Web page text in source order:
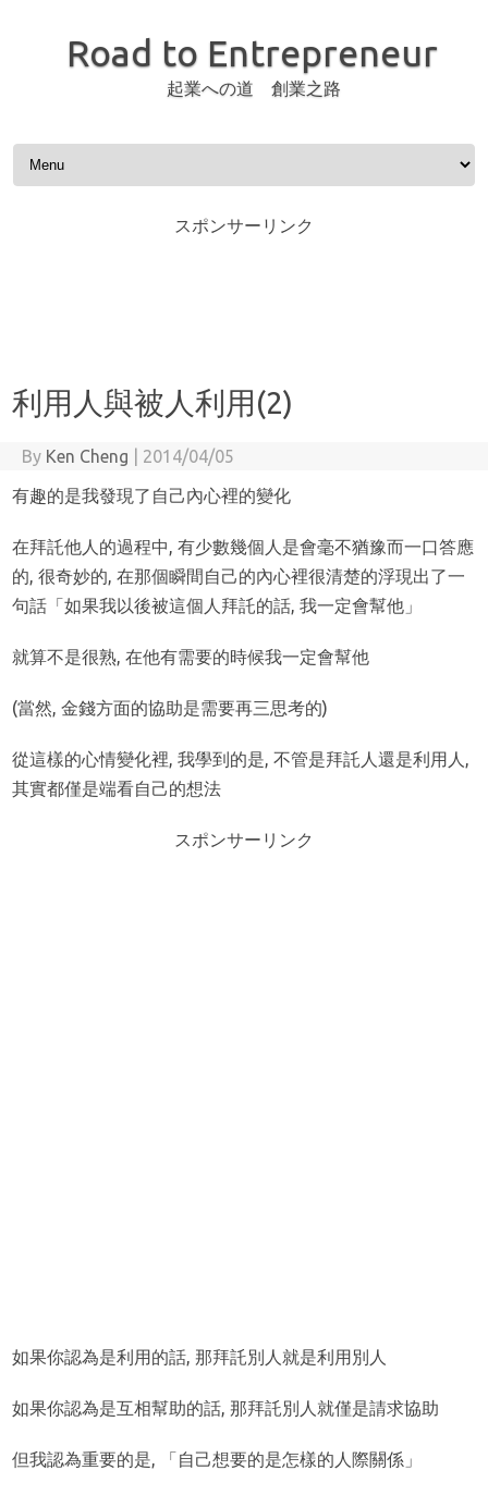
Road to Entrepreneur
起業への道 創業之路
Skip to content
スポンサーリンク
利用人與被人利用(2)
By Ken Cheng
2014/04/05
有趣的是我發現了自己內心裡的變化
在拜託他人的過程中, 有少數幾個人是會毫不猶豫而一口答應
的, 很奇妙的, 在那個瞬間自己的內心裡很清楚的浮現出了一
句話「如果我以後被這個人拜託的話, 我一定會幫他」
就算不是很熟, 在他有需要的時候我一定會幫他
(當然, 金錢方面的協助是需要再三思考的)
從這樣的心情變化裡, 我學到的是, 不管是拜託人還是利用人,
其實都僅是端看自己的想法
スポンサーリンク
如果你認為是利用的話, 那拜託別人就是利用別人
如果你認為是互相幫助的話, 那拜託別人就僅是請求協助
但我認為重要的是, 「自己想要的是怎樣的人際關係」